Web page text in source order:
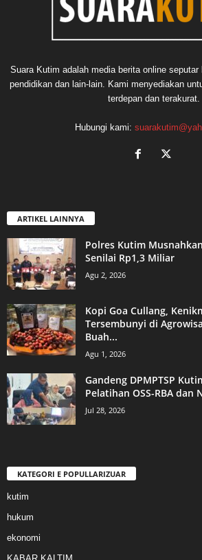
Suara Kutim adalah media berita online
pendidikan dan lain-lain. Kami menyediakan
terdepan dan terakurat.
Hubungi kami:
ARTIKEL LAINNYA
Polres Kutim
Senilai Rp1,3 Miliar
Agu 2, 2026
Kopi Goa Cullang,
Tersembunyi di
Buah...
Agu 1, 2026
Gandeng DPMPTSP
Pelatihan OSS-RBA dan
Jul 28, 2026
KATEGORI E POPULLARIZUAR
kutim
hukum
ekonomi